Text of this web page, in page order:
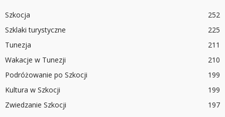
Szkocja
252
Szklaki turystyczne
225
Tunezja
211
Wakacje w Tunezji
210
Podróżowanie po Szkocji
199
Kultura w Szkocji
199
Zwiedzanie Szkocji
197